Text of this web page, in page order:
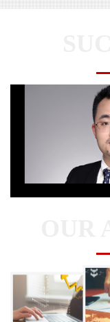
OUR